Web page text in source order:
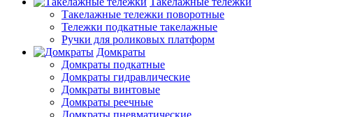
Такелажные тележки поворотные
Тележки подкатные такелажные
Ручки для роликовых платформ
Домкраты
Домкраты подкатные
Домкраты гидравлические
Домкраты винтовые
Домкраты реечные
Домкраты пневматические